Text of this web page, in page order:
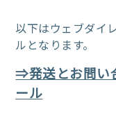
以下はウェブダイ
ルとなります。
⇒発送とお問い
ール